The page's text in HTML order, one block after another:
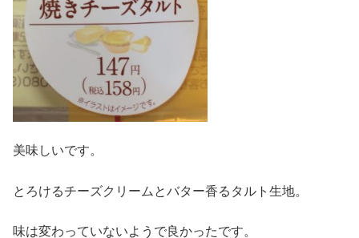
美味しいです。
とろけるチーズクリームとバター香るタルト生地。
味は変わっていないようで良かったです。